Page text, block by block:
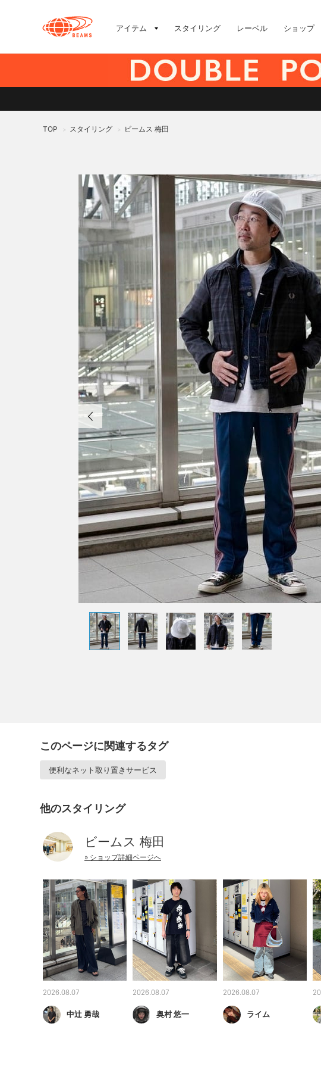
アイテム スタイリング レーベル ショップ
TOP > スタイリング > ビームス 梅田
このページに関連するタグ
便利なネット取り置きサービス
他のスタイリング
ビームス 梅田
» ショップ詳細ページへ
2026.08.07
中辻 勇哉
2026.08.07
奥村 悠一
2026.08.07
ライム